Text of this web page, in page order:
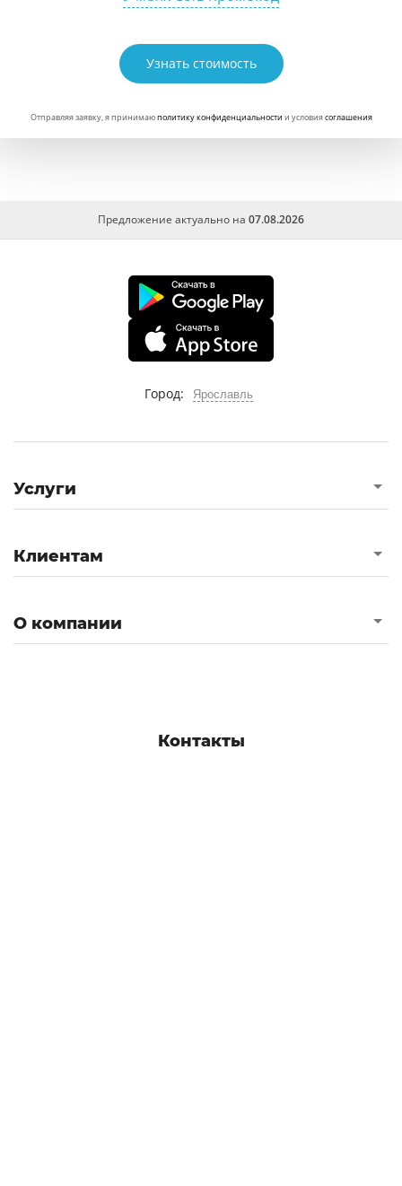
Узнать стоимость
Отправляя заявку, я принимаюполитику конфиденциальности и условиясоглашения
Предложение актуально на 07.08.2026
Город: Ярославль
Услуги
Клиентам
О компании
Контакты